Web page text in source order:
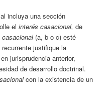
incluya una sección
elinterés casacional,de
casacional(a, b o c) esté
justifique la
jurisprudencia anterior,
de desarrollo doctrinal.
con la existencia de un